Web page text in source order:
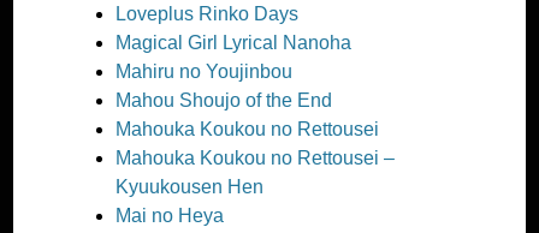
Loveplus Rinko Days
Magical Girl Lyrical Nanoha
Mahiru no Youjinbou
Mahou Shoujo of the End
Mahouka Koukou no Rettousei
Mahouka Koukou no Rettousei –
Kyuukousen Hen
Mai no Heya